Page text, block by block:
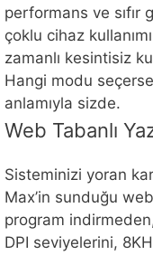
performans ve sıfır
çoklu cihaz
zamanlı kesintisiz
Hangi modu
anlamıyla sizde.
Web Tabanlı
Sisteminizi yoran
Max’in sunduğu
program
DPI seviyelerini,